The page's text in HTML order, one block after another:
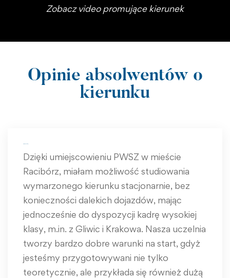
Zobacz video promujące kierunek
Opinie absolwentów o
kierunku
Dzięki umiejscowieniu PWSZ w mieście
Racibórz, miałam możliwość studiowania
wymarzonego kierunku stacjonarnie, bez
konieczności dalekich dojazdów, mając
jednocześnie do dyspozycji kadrę wysokiej
klasy, m.in. z Gliwic i Krakowa. Nasza uczelnia
tworzy bardzo dobre warunki na start, gdyż
jesteśmy przygotowywani nie tylko
teoretycznie, ale przykłada się również dużą